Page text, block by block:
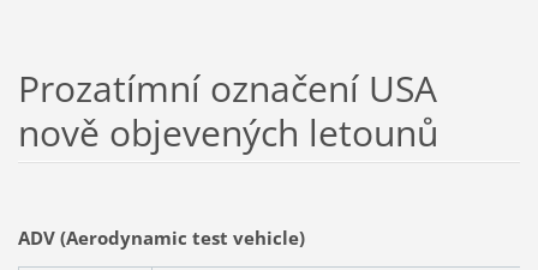
Prozatímní označení USA
nově objevených letounů
ADV (Aerodynamic test vehicle)